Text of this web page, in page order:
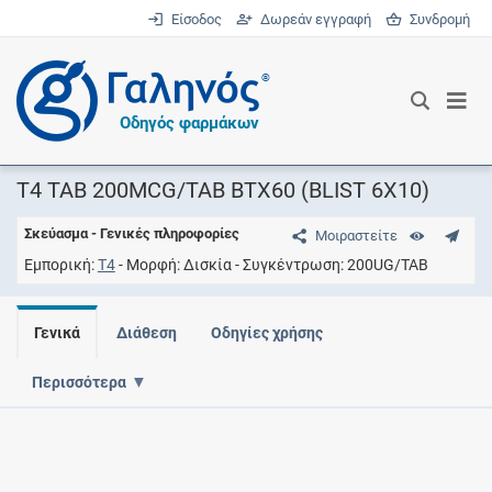
Είσοδος Δωρεάν εγγραφή Συνδρομή
®
Οδηγός φαρμάκων
T4 TAB 200MCG/TAB ΒΤΧ60 (BLIST 6X10)
Μοιραστείτε
Σκεύασμα - Γενικές πληροφορίες
Εμπορική T4 Μορφή Δισκία Συγκέντρωση 200UG/TAB
Γενικά Διάθεση Οδηγίες χρήσης
Περισσότερα